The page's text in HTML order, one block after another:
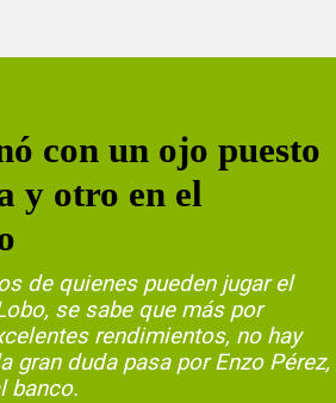
con un ojo puesto
y otro en el
de quienes pueden jugar el
se sabe que más por
rendimientos, no hay
gran duda pasa por Enzo Pérez,
banco.